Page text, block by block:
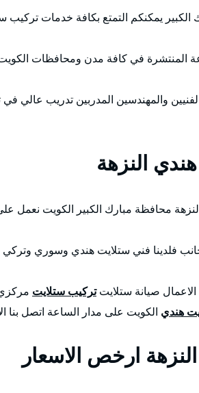
يمكنكم التمتع بكافة خدمات تركيب
المنتشرة في كافة مدن ومحافظات
والمهندسين المدربين تدريب عالي
النزهة
محافظة مبارك الكبير الكويت نعمل
فلدينا فني ستلايت هندي وسوري
الاعمال صيانة ستلايتتركيب ستلايت
هندي الكويت على مدار الساعة اتصل بنا
ارخص الاسعار